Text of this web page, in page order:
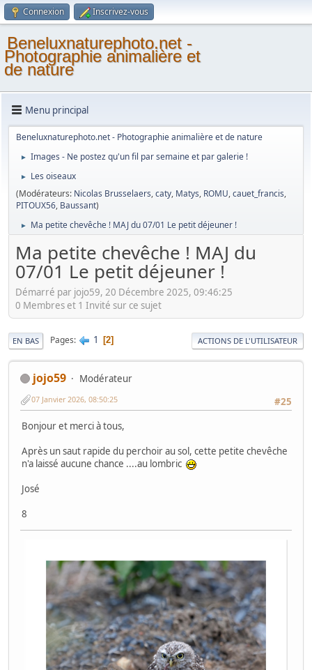
Connexion Inscrivez-vous
Beneluxnaturephoto.net -
Photographie animalière et
de nature
Menu principal
Beneluxnaturephoto.net - Photographie animalière et de nature
► Images - Ne postez qu'un fil par semaine et par galerie !
►
Les oiseaux
(Modérateurs: Nicolas Brusselaers,caty, Matys, ROMU,cauet_francis,
PITOUX56, Baussant)
► Ma petite chevêche ! MAJ du 07/01 Le petit déjeuner !
Ma petite chevêche ! MAJ du
07/01 Le petit déjeuner !
Démarré par jojo59, 20 Décembre 2025, 09:46:25
0 Membres et 1 Invité sur ce sujet
EN BAS Pages 1 2 ACTIONS DE L'UTILISATEUR
jojo59
Modérateur
#25
07 Janvier 2026, 08:50:25
Bonjour et merci à tous,
Après un saut rapide du perchoir au sol, cette petite chevêche
n'a laissé aucune chance ....au lombric
José
8